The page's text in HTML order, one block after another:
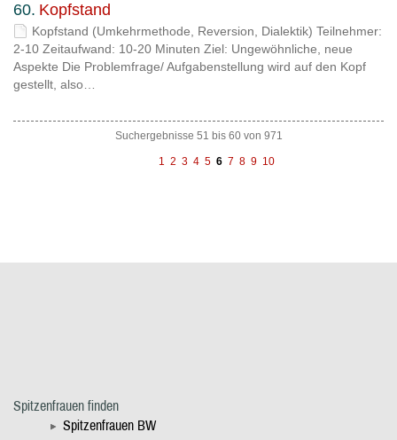
60. Kopfstand
Kopfstand (Umkehrmethode, Reversion, Dialektik) Teilnehmer:
2-10 Zeitaufwand: 10-20 Minuten Ziel: Ungewöhnliche, neue
Aspekte Die Problemfrage/ Aufgabenstellung wird auf den Kopf
gestellt, also…
Suchergebnisse 51 bis 60 von 971
1 2 3 4 5 6 7 8 9 10
Spitzenfrauen finden
Spitzenfrauen BW